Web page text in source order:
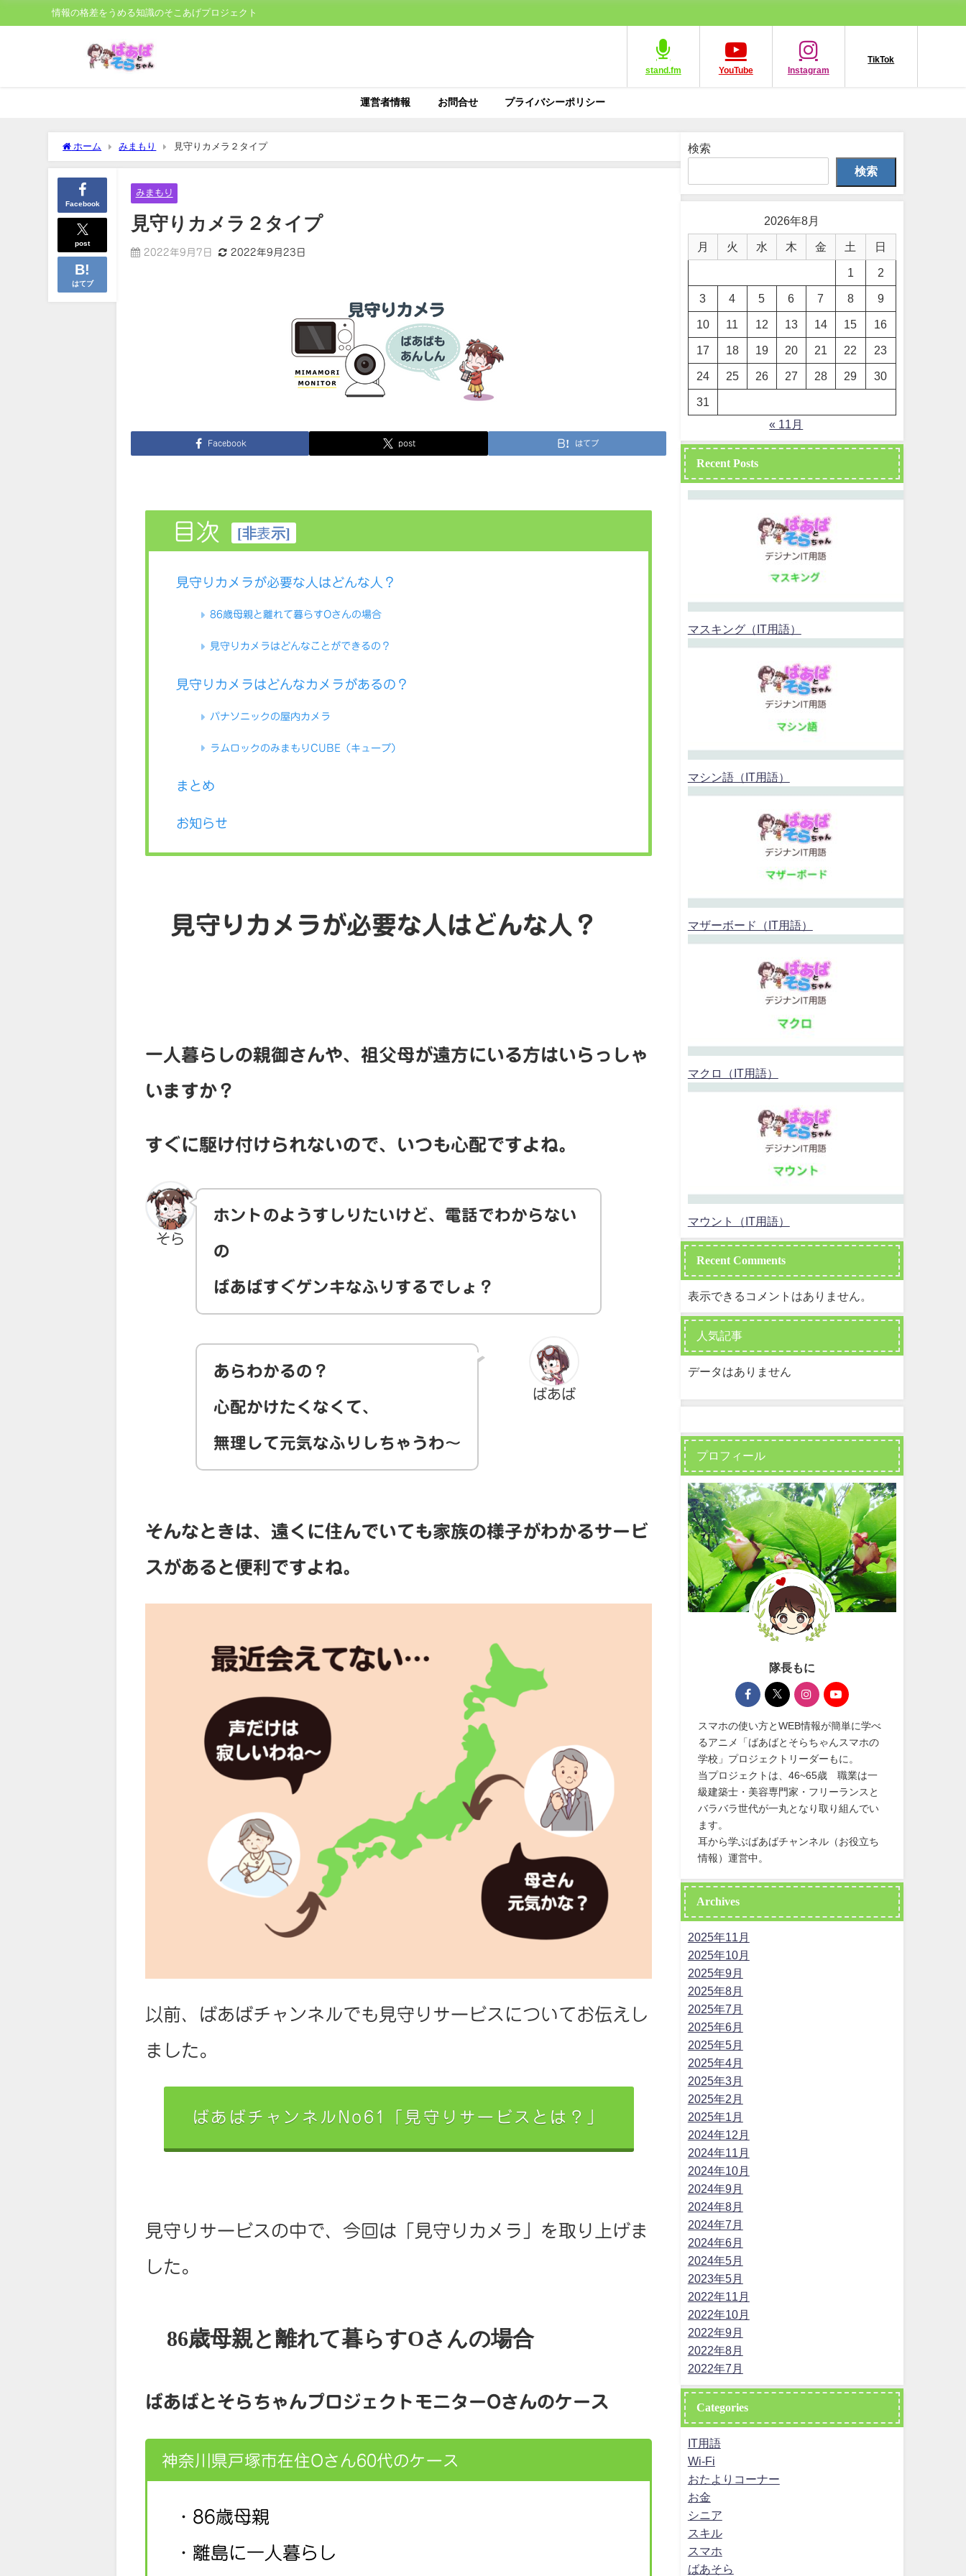
情報の格差をうめる知識のそこあげプロジェクト
stand.fm YouTube Instagram
TikTok
運営者情報 お問合せ プライバシーポリシー
ホーム みまもり 見守りカメラ２タイプ
Facebook
post
はてブ
みまもり
見守りカメラ２タイプ
2022年9月7日 2022年9月23日
Facebook post はてブ
目次 [非表示]
見守りカメラが必要な人はどんな人？
86歳母親と離れて暮らすOさんの場合
見守りカメラはどんなことができるの？
見守りカメラはどんなカメラがあるの？
パナソニックの屋内カメラ
ラムロックのみまもりCUBE（キューブ）
まとめ
お知らせ
見守りカメラが必要な人はどんな人？
一人暮らしの親御さんや、祖父母が遠方にいる方はいらっしゃ
いますか？
すぐに駆け付けられないので、いつも心配ですよね。
そら
ホントのようすしりたいけど、電話でわからない
の
ばあばすぐゲンキなふりするでしょ？
ばあば
あらわかるの？
心配かけたくなくて、
無理して元気なふりしちゃうわ～
そんなときは、遠くに住んでいても家族の様子がわかるサービ
スがあると便利ですよね。
以前、ばあばチャンネルでも見守りサービスについてお伝えし
ました。
ばあばチャンネルNo61「見守りサービスとは？」
見守りサービスの中で、今回は「見守りカメラ」を取り上げま
した。
86歳母親と離れて暮らすOさんの場合
ばあばとそらちゃんプロジェクトモニターOさんのケース
神奈川県戸塚市在住Oさん60代のケース
・86歳母親
・離島に一人暮らし
検索
検索
2026年8月
月 火 水 木 金 土 日
1 2
3 4 5 6 7 8 9
10 11 12 13 14 15 16
17 18 19 20 21 22 23
24 25 26 27 28 29 30
31
« 11月
Recent Posts
マスキング（IT用語）
マシン語（IT用語）
マザーボード（IT用語）
マクロ（IT用語）
マウント（IT用語）
Recent Comments
表示できるコメントはありません。
人気記事
データはありません
プロフィール
隊長もに
スマホの使い方とWEB情報が簡単に学べ
るアニメ「ばあばとそらちゃんスマホの
学校」プロジェクトリーダーもに。
当プロジェクトは、46~65歳 職業は一
級建築士・美容専門家・フリーランスと
バラバラ世代が一丸となり取り組んでい
ます。
耳から学ぶばあばチャンネル（お役立ち
情報）運営中。
Archives
2025年11月
2025年10月
2025年9月
2025年8月
2025年7月
2025年6月
2025年5月
2025年4月
2025年3月
2025年2月
2025年1月
2024年12月
2024年11月
2024年10月
2024年9月
2024年8月
2024年7月
2024年6月
2024年5月
2023年5月
2022年11月
2022年10月
2022年9月
2022年8月
2022年7月
Categories
IT用語
Wi-Fi
おたよりコーナー
お金
シニア
スキル
スマホ
ばあそら